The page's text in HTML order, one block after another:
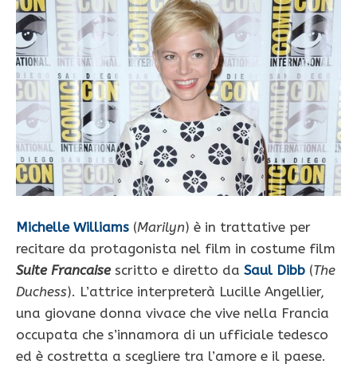
Michelle Williams (Marilyn) è in trattative per
recitare da protagonista nel film in costume film
Suite Francaise scritto e diretto da Saul Dibb (The
Duchess). L’attrice interpreterà Lucille Angellier,
una giovane donna vivace che vive nella Francia
occupata che s’innamora di un ufficiale tedesco
ed è costretta a scegliere tra l’amore e il paese.